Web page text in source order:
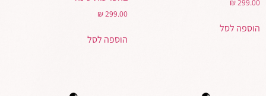
₪299.00
הוספה לסל
₪299.00
הוספה לסל